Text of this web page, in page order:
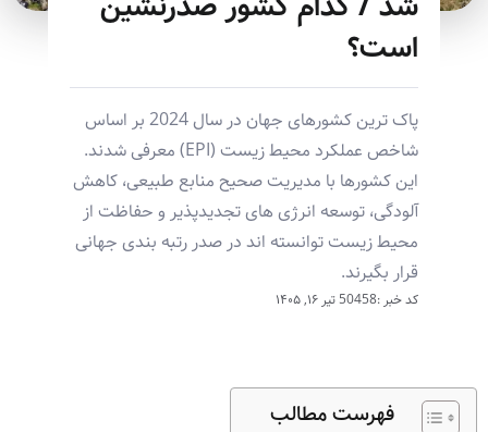
است؟
پاک ترین کشورهای جهان در سال 2024 بر اساس
شاخص عملکرد محیط زیست (EPI) معرفی شدند.
این کشورها با مدیریت صحیح منابع طبیعی، کاهش
آلودگی، توسعه انرژی های تجدیدپذیر و حفاظت از
محیط زیست توانسته اند در صدر رتبه بندی جهانی
قرار بگیرند.
کد خبر :50458 تیر ۱۶, ۱۴۰۵
فهرست مطالب